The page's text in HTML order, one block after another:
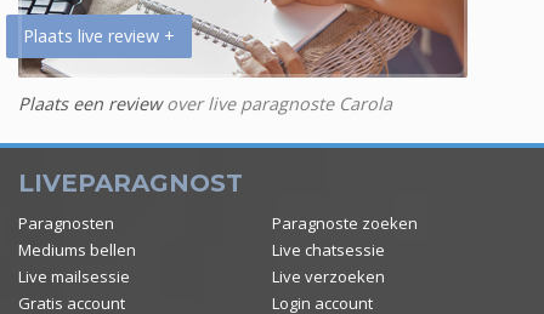
Plaats live review +
Plaats een reviewover live paragnoste Carola
LIVEPARAGNOST
Paragnosten
Paragnoste zoeken
Mediums bellen
Live chatsessie
Live mailsessie
Live verzoeken
Gratis account
Login account